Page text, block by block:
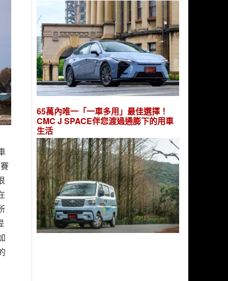
65萬內唯一「一車多用」最佳選擇！
CMC J SPACE伴您渡過通膨下的用車
生活